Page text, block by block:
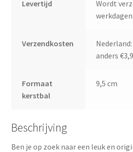
Levertijd
Wordt
werkdagen.
Verzendkosten
anders
Formaat
kerstbal
9,5 cm
Beschrijving
Ben je op zoek naar een leuk en